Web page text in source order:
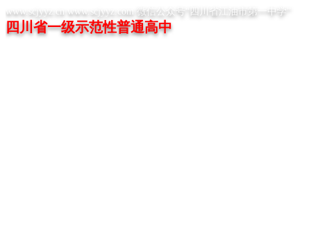
www.scjyyz.cn www.scjyyz.com 微信公众号“四川省江油市第一中学”
四川省一级示范性普通高中